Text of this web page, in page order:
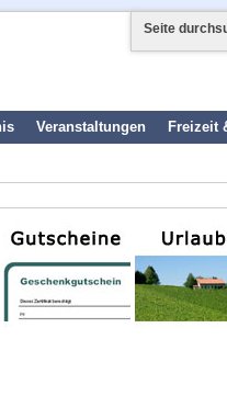
Seite
Veranstaltungen Freizeit